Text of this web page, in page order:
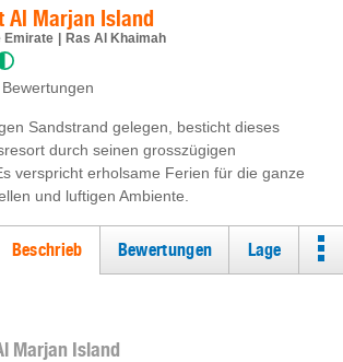
Al Marjan Island
Emirate Ras Al Khaimah
Sandstrand gelegen, besticht dieses
durch seinen grosszügigen
verspricht erholsame Ferien für die ganze
und luftigen Ambiente.
Beschrieb Bewertungen Lage
Marjan Island